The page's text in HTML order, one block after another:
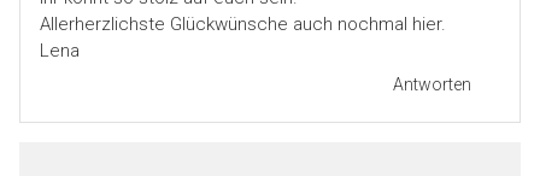
Allerherzlichste Glückwünsche auch nochmal hier.
Lena
Antworten